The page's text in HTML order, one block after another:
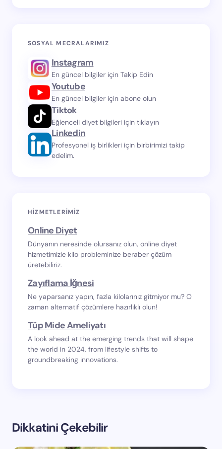
SOSYAL MECRALARIMIZ
Instagram
En güncel bilgiler için Takip Edin
Youtube
En güncel bilgiler için abone olun
Tiktok
Eğlenceli diyet bilgileri için tıklayın
Linkedin
Profesyonel iş birlikleri için birbirimizi takip
edelim.
HIZMETLERIMIZ
Online Diyet
Dünyanın neresinde olursanız olun, online diyet
hizmetimizle kilo probleminize beraber çözüm
üretebiliriz.
Zayıflama İğnesi
Ne yaparsanız yapın, fazla kilolarınız gitmiyor mu? O
zaman alternatif çözümlere hazırlıklı olun!
Tüp Mide Ameliyatı
A look ahead at the emerging trends that will shape
the world in 2024, from lifestyle shifts to
groundbreaking innovations.
Dikkatini Çekebilir